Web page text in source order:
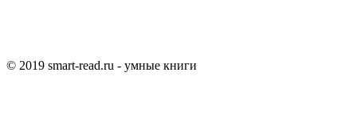
© 2019 smart-read.ru - умные книги